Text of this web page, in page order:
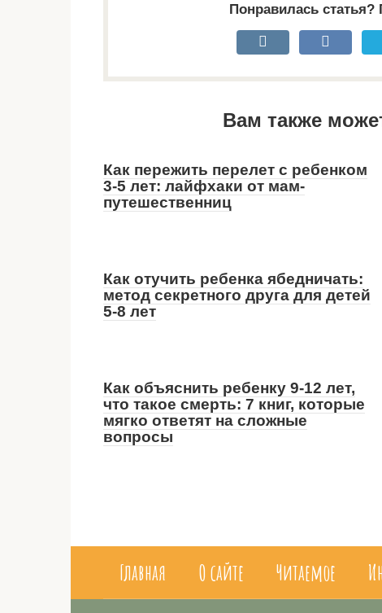
Понравилась
Вам также
Как пережить перелет с ребенком
3-5 лет: лайфхаки от мам-
путешественниц
Как отучить ребенка ябедничать:
метод секретного друга для детей
5-8 лет
Как объяснить ребенку 9-12 лет,
что такое смерть: 7 книг, которые
мягко ответят на сложные
вопросы
Главная О сайте Читаемое